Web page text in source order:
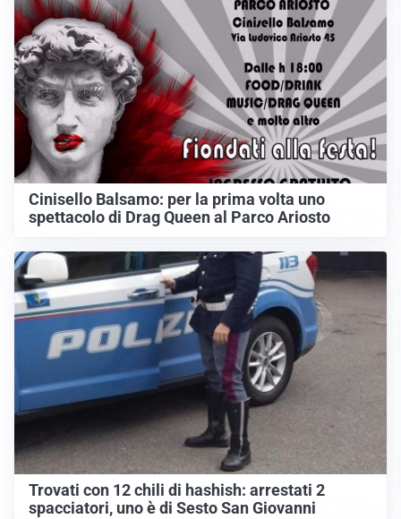
Cinisello Balsamo: per la prima volta uno
spettacolo di Drag Queen al Parco Ariosto
Trovati con 12 chili di hashish: arrestati 2
spacciatori, uno è di Sesto San Giovanni